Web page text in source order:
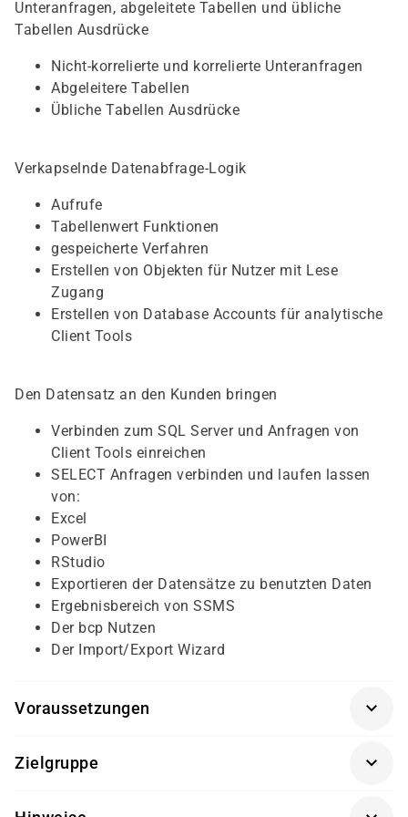
Unteranfragen, abgeleitete Tabellen und übliche
Tabellen Ausdrücke
Nicht-korrelierte und korrelierte Unteranfragen
Abgeleitere Tabellen
Übliche Tabellen Ausdrücke
Verkapselnde Datenabfrage-Logik
Aufrufe
Tabellenwert Funktionen
gespeicherte Verfahren
Erstellen von Objekten für Nutzer mit Lese
Zugang
Erstellen von Database Accounts für analytische
Client Tools
Den Datensatz an den Kunden bringen
Verbinden zum SQL Server und Anfragen von
Client Tools einreichen
SELECT Anfragen verbinden und laufen lassen
von:
Excel
PowerBI
RStudio
Exportieren der Datensätze zu benutzten Daten
Ergebnisbereich von SSMS
Der bcp Nutzen
Der Import/Export Wizard
Voraussetzungen
folgende Vorkenntnisse mitbringen:
Zielgruppe